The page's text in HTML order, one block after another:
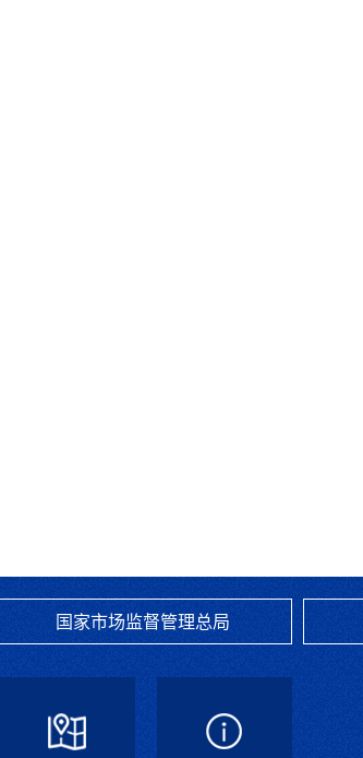
国家市场监督管理总局